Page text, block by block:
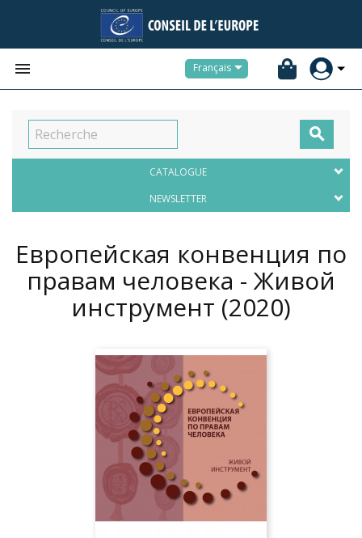
 Français

CATALOGUE
NEWSLETTER
Европейская конвенция по
правам человека - Живой
инструмент (2020)